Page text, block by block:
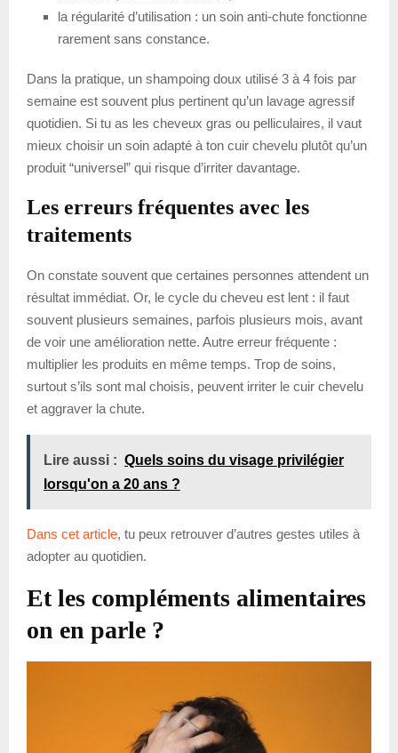
la régularité d’utilisation : un soin anti-chute fonctionne
rarement sans constance.
Dans la pratique, un shampoing doux utilisé 3 à 4 fois par
semaine est souvent plus pertinent qu’un lavage agressif
quotidien. Si tu as les cheveux gras ou pelliculaires, il vaut
mieux choisir un soin adapté à ton cuir chevelu plutôt qu’un
produit “universel” qui risque d’irriter davantage.
Les erreurs fréquentes avec les
traitements
On constate souvent que certaines personnes attendent un
résultat immédiat. Or, le cycle du cheveu est lent : il faut
souvent plusieurs semaines, parfois plusieurs mois, avant
de voir une amélioration nette. Autre erreur fréquente :
multiplier les produits en même temps. Trop de soins,
surtout s’ils sont mal choisis, peuvent irriter le cuir chevelu
et aggraver la chute.
Lire aussi : Quels soins du visage privilégier
lorsqu'on a 20 ans ?
Dans cet article, tu peux retrouver d’autres gestes utiles à
adopter au quotidien.
Et les compléments alimentaires
on en parle ?